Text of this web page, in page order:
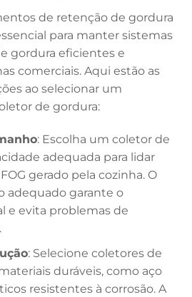
de retenção de gordura
para manter sistemas
gordura eficientes e
comerciais. Aqui estão as
ao selecionar um
de gordura:
: Escolha um coletor de
adequada para lidar
gerado pela cozinha. O
adequado garante o
e evita problemas de
: Selecione coletores de
duráveis, como aço
resistentes à corrosão. A